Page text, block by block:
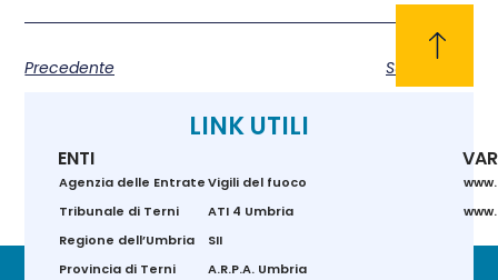
Precedente Successivo
LINK UTILI
ENTI
Agenzia delle Entrate
Tribunale di Terni
Regione dell’Umbria
Provincia di Terni
Vigili del fuoco
ATI 4 Umbria
SII
A.R.P.A. Umbria